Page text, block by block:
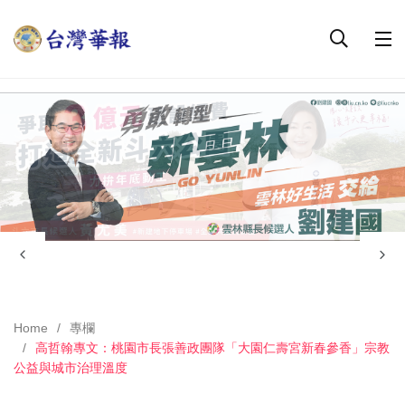
Home
專欄
高哲翰專文：桃園市長張善政團隊「大園仁壽宮新春參香」宗教
公益與城市治理溫度